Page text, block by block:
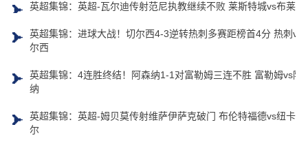
英超集锦：英超-瓦尔迪传射范尼执教继续不败 莱斯特城vs布莱顿
英超集锦：进球大战！切尔西4-3逆转热刺多赛距榜首4分 热刺vs
尔西
英超集锦：4连胜终结！阿森纳1-1对富勒姆三连不胜 富勒姆vs阿
纳
英超集锦：英超-姆贝莫传射维萨伊萨克破门 布伦特福德vs纽卡斯
尔